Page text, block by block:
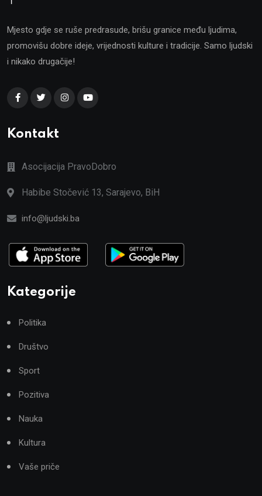
Mjesto gdje se ruše predrasude, brišu granice među ljudima,
promovišu dobre ideje, vrijednosti kulture i tradicije. Samo ljudski
i nikako drugačije!
Kontakt
Asocijacija PravoDobro
Habibe Stočević 13, Sarajevo, BiH
info@ljudski.ba
Kategorije
Politika
Društvo
Sport
Pozitiva
Nauka
Kultura
Vaše priče